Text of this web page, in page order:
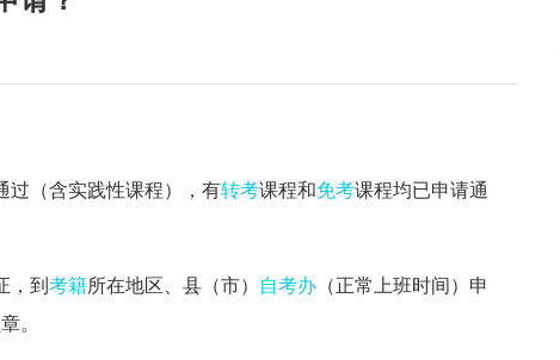
过（含实践性课程），有转考课程和免考课程均已申请通
，到 考籍所在地区、县（市） 自考办 （正常上班时间）申
。